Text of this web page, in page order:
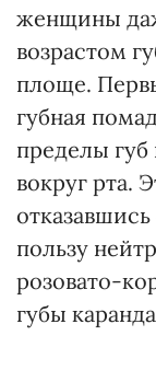
женщины
возрастом
площе.
губная
пределы
вокруг рта.
пользу
розовато-
губы